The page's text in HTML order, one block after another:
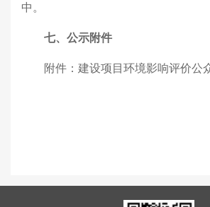
中。
七、公示附件
附件： 建设项目环境影响评价公